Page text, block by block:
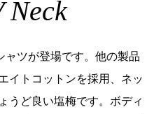
Neck
ャツが登場です。他の製品
イトコットンを採用、ネッ
うど良い塩梅です。ボディ